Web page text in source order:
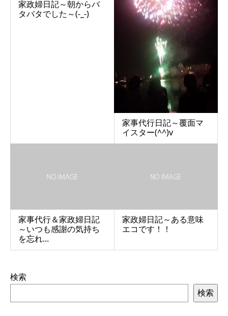
家政婦日記～朝からバ
タバタでした～(-_-)
家事代行日記～覆面マ
イスター(^^)v
家事代行＆家政婦日記
～いつも感謝の気持ち
を忘れ...
家政婦日記～ある意味
エコです！！
検索
検索